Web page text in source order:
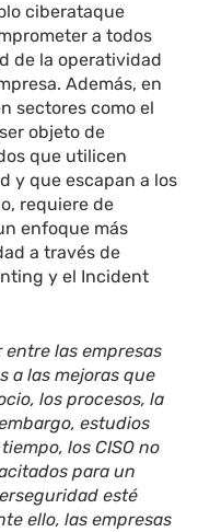
ciberataque
a todos
de la operatividad
Además, en
sectores como el
objeto de
que utilicen
y que escapan a los
requiere de
enfoque más
a través de
y el Incident
entre las empresas
a las mejoras que
los procesos, la
estudios
los CISO no
para un
esté
ello, las empresas